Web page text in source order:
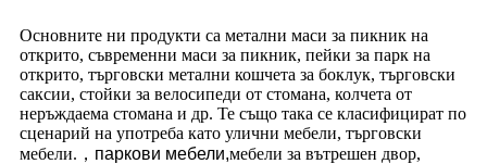
Основните ни продукти са метални маси за пикник на
открито, съвременни маси за пикник, пейки за парк на
открито, търговски метални кошчета за боклук, търговски
саксии, стойки за велосипеди от стомана, колчета от
неръждаема стомана и др. Те също така се класифицират по
сценарий на употреба като улични мебели, търговски
мебели. ， паркови мебели,мебели за вътрешен двор,